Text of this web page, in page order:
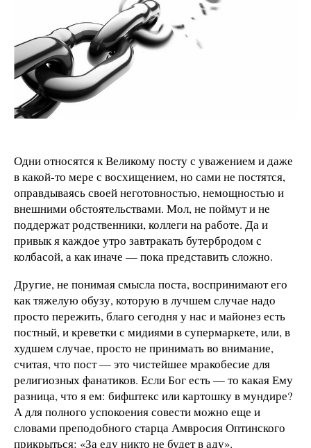
Одни относятся к Великому посту с уважением и даже
в какой-то мере с восхищением, но сами не постятся,
оправдываясь своей неготовностью, немощностью и
внешними обстоятельствами. Мол, не поймут и не
поддержат родственники, коллеги на работе. Да и
привык я каждое утро завтракать бутербродом с
колбасой, а как иначе — пока представить сложно.
Другие, не понимая смысла поста, воспринимают его
как тяжелую обузу, которую в лучшем случае надо
просто пережить, благо сегодня у нас и майонез есть
постный, и креветки с мидиями в супермаркете, или, в
худшем случае, просто не принимать во внимание,
считая, что пост — это чистейшее мракобесие для
религиозных фанатиков. Если Бог есть — то какая Ему
разница, что я ем: бифштекс или картошку в мундире?
А для полного успокоения совести можно еще и
словами преподобного старца Амвросия Оптинского
прикрыться: «За еду никто не будет в аду».